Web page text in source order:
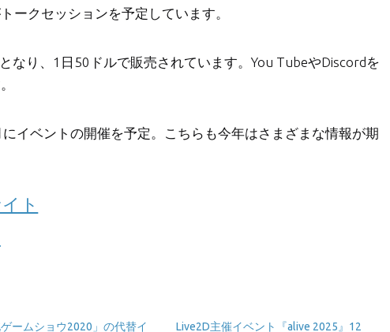
ークセッションを予定しています。
なり、1日50ドルで販売されています。You TubeやDiscordを
イベントの開催を予定。こちらも今年はさまざまな情報が期
ト
ゲームショウ2020」の代替イ
Live2D主催イベント『alive 2025』12